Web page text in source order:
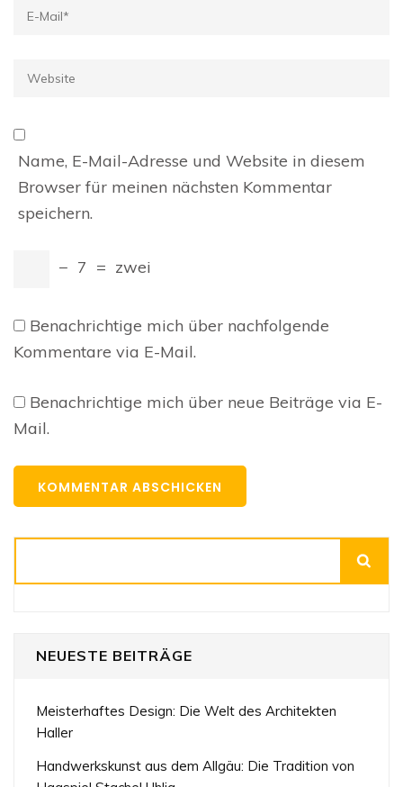
E-
Website
Name, E-Mail-Adresse und Website in diesem
Browser für meinen nächsten Kommentar
speichern.
− 7 = zwei
Benachrichtige mich über nachfolgende
Kommentare via E-Mail.
Benachrichtige mich über neue Beiträge via E-
Mail.
NEUESTE BEITRÄGE
Meisterhaftes Design: Die Welt des Architekten
Haller
Handwerkskunst aus dem Allgäu: Die Tradition von